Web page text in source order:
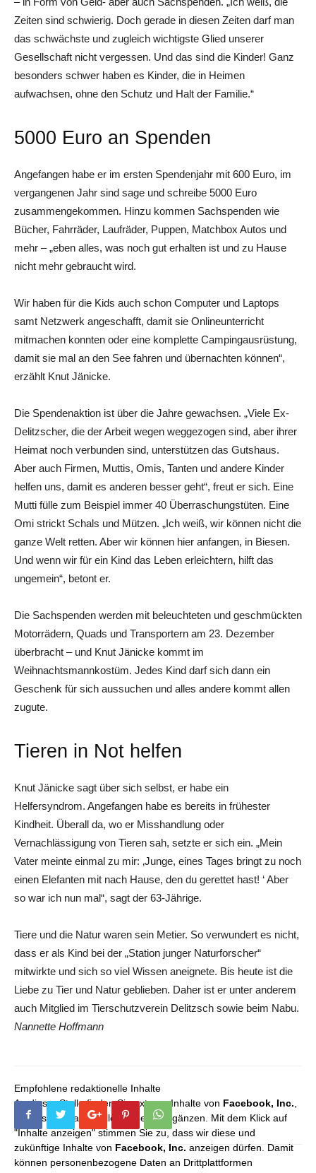
Zeiten sind schwierig. Doch ­gerade in diesen Zeiten darf man
das schwächste und zugleich wichtigste Glied unserer
Gesellschaft nicht vergessen. Und das sind die Kinder! Ganz
besonders schwer haben es ­Kinder, die in Heimen
aufwachsen, ohne den Schutz und Halt der Familie.“
5000 Euro an Spenden
Angefangen habe er im ersten Spendenjahr mit 600 Euro, im
vergangenen Jahr sind sage und schreibe 5000 Euro
zusammengekommen. Hinzu kommen Sachspenden wie
Bücher, Fahrräder, Laufräder, Puppen, Matchbox Autos und
mehr – „eben alles, was noch gut erhalten ist und zu Hause
nicht mehr gebraucht wird.
Wir haben für die Kids auch schon Computer und Laptops
samt Netzwerk angeschafft, damit sie Onlineunterricht
mitmachen konnten oder eine komplette Campingausrüstung,
damit sie mal an den See fahren und übernachten können“,
erzählt Knut Jänicke.
Die Spendenaktion ist über die Jahre gewachsen. „Viele Ex-
Delitzscher, die der Arbeit wegen weggezogen sind, aber ihrer
Heimat noch verbunden sind, unterstützen das Gutshaus.
Aber auch Firmen, Muttis, Omis, Tanten und andere Kinder
helfen uns, damit es anderen besser geht“, freut er sich. Eine
Mutti fülle zum Beispiel immer 40 Überraschungstüten. Eine
Omi strickt Schals und Mützen. „Ich weiß, wir können nicht die
ganze Welt retten. Aber wir können hier anfangen, in Biesen.
Und wenn wir für ein Kind das Leben erleichtern, hilft das
ungemein“, betont er.
Die Sachspenden werden mit beleuchteten und geschmückten
Motorrädern, Quads und Transportern am 23. Dezember
überbracht – und Knut Jänicke kommt im
Weihnachtsmannkostüm. Jedes Kind darf sich dann ein
Geschenk für sich aussuchen und alles andere kommt allen
zugute.
Tieren in Not helfen
Knut Jänicke sagt über sich selbst, er habe ein
Helfersyndrom. Angefangen habe es bereits in frühester
Kindheit. Überall da, wo er Misshandlung oder
Vernachlässigung von Tieren sah, setzte er sich ein. „Mein
Vater meinte einmal zu mir: ‚Junge, eines Tages bringt zu noch
einen Elefanten mit nach Hause, den du gerettet hast! ‘ Aber
so war ich nun mal“, sagt der 63-Jährige.
Tiere und die Natur waren sein Metier. So verwundert es nicht,
dass er als Kind bei der „Station junger Naturforscher“
mitwirkte und sich so viel Wissen aneignete. Bis heute ist die
Liebe zu Tier und Natur geblieben. Daher ist er unter anderem
auch Mitglied im Tierschutzverein Delitzsch sowie beim ­Nabu.
Nannette Hoffmann
Empfohlene redaktionelle Inhalte
An dieser Stelle finden Sie externe Inhalte von Facebook, Inc.
die unser redaktionelles Angebot ergänzen. Mit dem Klick auf
"Inhalte anzeigen" stimmen Sie zu, dass wir diese und
zukünftige Inhalte von Facebook, Inc. anzeigen dürfen. Damit
können personenbezogene Daten an Drittplattformen